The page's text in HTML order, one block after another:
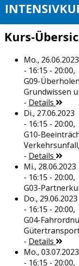
Kurs-
Mo., 26.06.2023
- 16:15 - 20:00,
G09-
Grundwissen
- Details
Di., 27.06.2023
- 16:15 - 20:00,
G10-
- Details
Mi., 28.06.2023
- 16:15 - 20:00,
G03-
Do., 29.06.2023
- 16:15 - 20:00,
G04-
- Details
Mo., 03.07.2023
- 16:15 - 20:00,